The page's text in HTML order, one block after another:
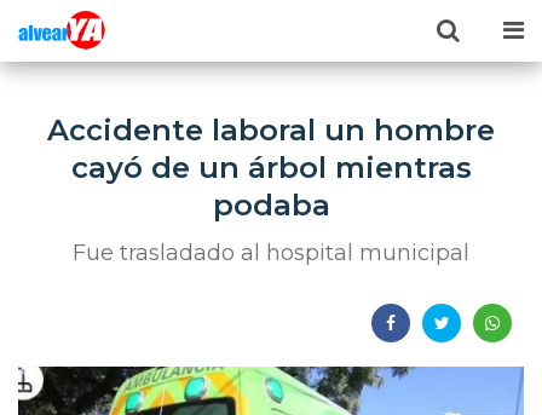
Accidente laboral un hombre
cayó de un árbol mientras
podaba
Fue trasladado al hospital municipal